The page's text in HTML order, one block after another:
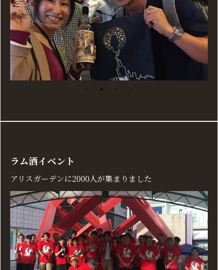
ラム酒イベント
アリスガーデンに2000人が集まりました